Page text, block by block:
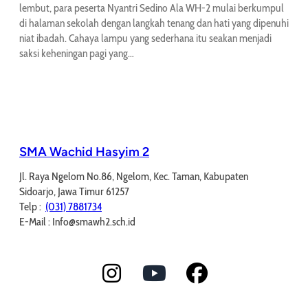
lembut, para peserta Nyantri Sedino Ala WH-2 mulai berkumpul
di halaman sekolah dengan langkah tenang dan hati yang dipenuhi
niat ibadah. Cahaya lampu yang sederhana itu seakan menjadi
saksi keheningan pagi yang…
SMA Wachid Hasyim 2
Jl. Raya Ngelom No.86, Ngelom, Kec. Taman, Kabupaten
Sidoarjo, Jawa Timur 61257
Telp : (031) 7881734
E-Mail : Info@smawh2.sch.id